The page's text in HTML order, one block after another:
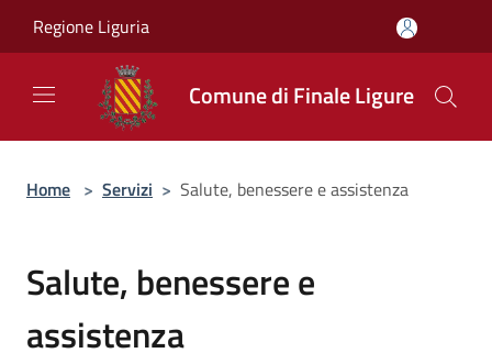
Regione Liguria
Comune di Finale Ligure
Home > Servizi > Salute, benessere e assistenza
Salute, benessere e
assistenza